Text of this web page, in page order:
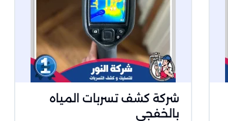
شركة كشف تسربات المياه
بالخفجي